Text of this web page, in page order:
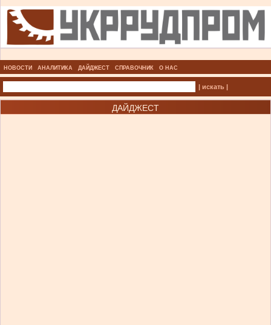
НОВОСТИ АНАЛИТИКА ДАЙДЖЕСТ СПРАВОЧНИК О НАС
| искать |
ДАЙДЖЕСТ